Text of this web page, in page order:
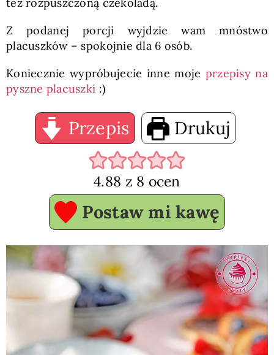
też rozpuszczoną czekoladą.
Z podanej porcji wyjdzie wam mnóstwo
placuszków – spokojnie dla 6 osób.
Koniecznie wypróbujecie inne moje przepisy na
pyszne placuszki :)
Przepis Drukuj
4.88 z 8 ocen
Postaw mi kawę